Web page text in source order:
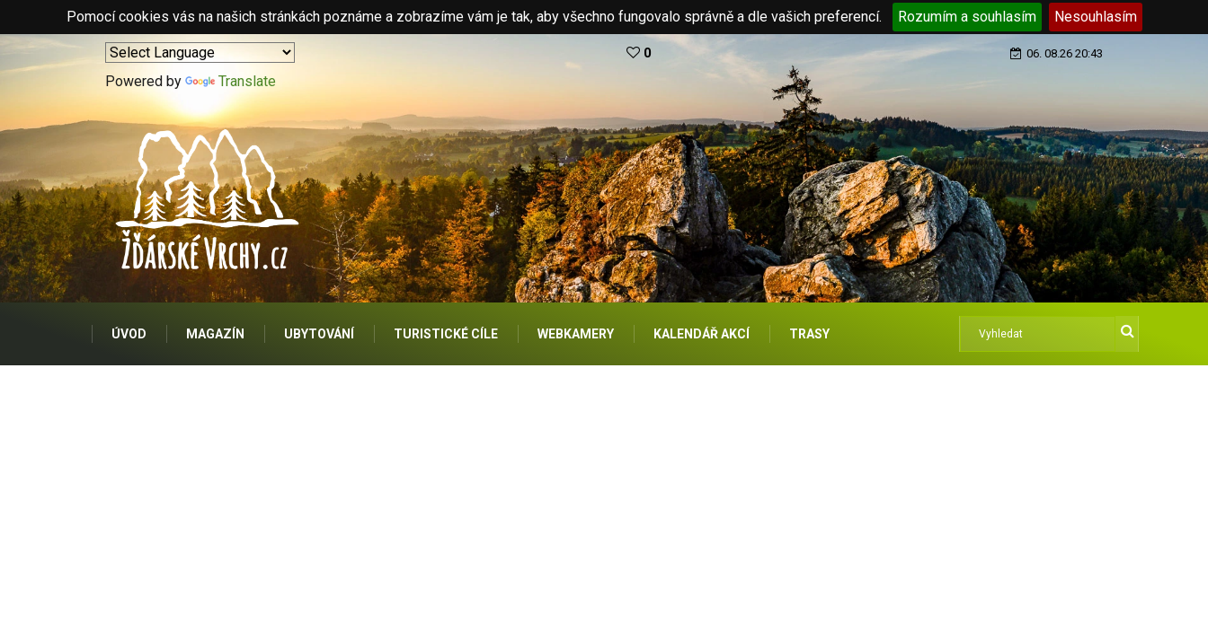
Pomocí cookies vás na našich stránkách poznáme a zobrazíme vám je tak, aby všechno fungovalo správně a dle vašich preferencí. Rozumím a souhlasím Nesouhlasím
Powered by Translate
0 06. 08.26 20:43
ÚVOD MAGAZÍN UBYTOVÁNÍ TURISTICKÉ CÍLE WEBKAMERY KALENDÁŘ AKCÍ TRASY